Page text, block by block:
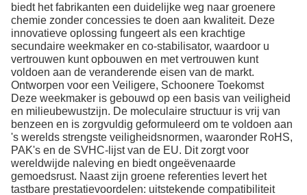
biedt het fabrikanten een duidelijke weg naar groenere
chemie zonder concessies te doen aan kwaliteit. Deze
innovatieve oplossing fungeert als een krachtige
secundaire weekmaker en co-stabilisator, waardoor u
vertrouwen kunt opbouwen en met vertrouwen kunt
voldoen aan de veranderende eisen van de markt.
Ontworpen voor een Veiligere, Schoonere Toekomst
Deze weekmaker is gebouwd op een basis van veiligheid
en milieubewustzijn. De moleculaire structuur is vrij van
benzeen en is zorgvuldig geformuleerd om te voldoen aan
's werelds strengste veiligheidsnormen, waaronder RoHS,
PAK's en de SVHC-lijst van de EU. Dit zorgt voor
wereldwijde naleving en biedt ongeëvenaarde
gemoedsrust. Naast zijn groene referenties levert het
tastbare prestatievoordelen: uitstekende compatibiliteit